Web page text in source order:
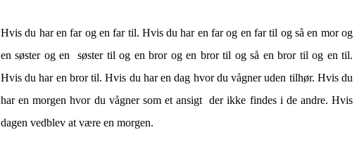
Hvis du har en far og en far til. Hvis du har en far og en far til og så en mor og
en søster og en søster til og en bror og en bror til og så en bror til og en til.
Hvis du har en bror til. Hvis du har en dag hvor du vågner uden tilhør. Hvis du
har en morgen hvor du vågner som et ansigt der ikke findes i de andre. Hvis
dagen vedblev at være en morgen.